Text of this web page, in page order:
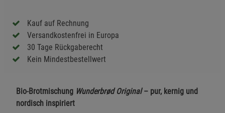
Kauf auf Rechnung
Versandkostenfrei in Europa
30 Tage Rückgaberecht
Kein Mindestbestellwert
Bio-Brotmischung Wunderbrød Original– pur, kernig und
nordisch inspiriert